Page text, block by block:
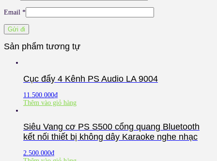
Email *
Sản phẩm tương tự
Cục đẩy 4 Kênh PS Audio LA 9004
11.500.000₫
Thêm vào giỏ hàng
Siêu Vang cơ PS S500 cổng quang Bluetooth
kết nối thiết bị không dây Karaoke nghe nhạc
2.500.000₫